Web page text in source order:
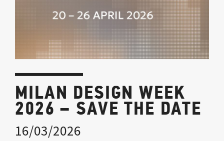
MILAN DESIGN WEEK
2026 – SAVE THE DATE
16/03/2026